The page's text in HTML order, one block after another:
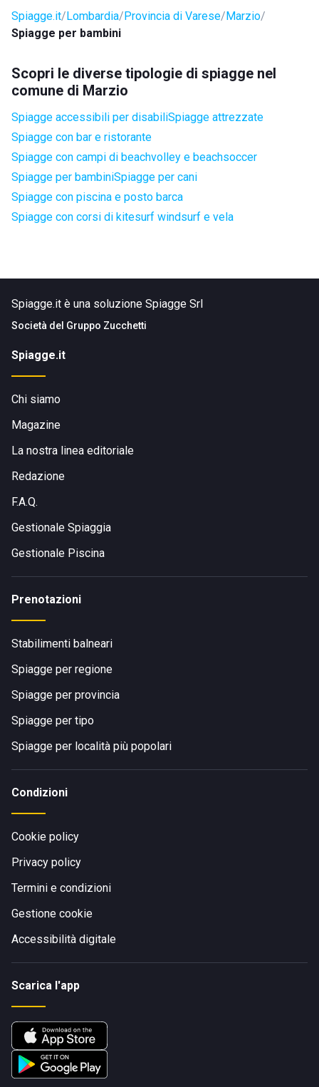
Spiagge.it Lombardia Provincia di Varese Marzio
Spiagge per bambini
Scopri le diverse tipologie di spiagge nel
comune di Marzio
Spiagge accessibili per disabiliSpiagge attrezzate
Spiagge con bar e ristorante
Spiagge con campi di beachvolley e beachsoccer
Spiagge per bambiniSpiagge per cani
Spiagge con piscina e posto barca
Spiagge con corsi di kitesurf windsurf e vela
Spiagge.it è una soluzione Spiagge Srl
Società del Gruppo Zucchetti
Spiagge.it
Chi siamo
Magazine
La nostra linea editoriale
Redazione
F.A.Q.
Gestionale Spiaggia
Gestionale Piscina
Prenotazioni
Stabilimenti balneari
Spiagge per regione
Spiagge per provincia
Spiagge per tipo
Spiagge per località più popolari
Condizioni
Cookie policy
Privacy policy
Termini e condizioni
Gestione cookie
Accessibilità digitale
Scarica l'app